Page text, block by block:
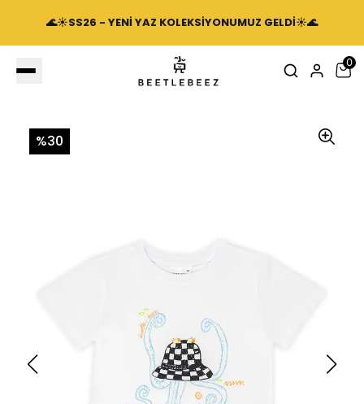
🌊☀️SS26 - YENİ YAZ KOLEKSİYONUMUZ GELDİ☀️🌊
0
%30